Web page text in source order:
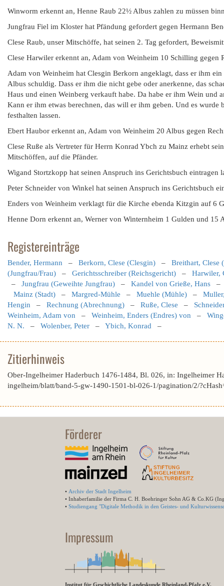
Winworm erkennt an, Henne Raub 22½ Albus zahlen zu müssen
Jungfrau Fiel im Kloster hat Pfändung gefordert gegen Hermann
Clese Raub, unser Mitschöffe, hat seinen 2. Tag gefordert,
Clese Harwiler erkennt an, Adam von Weinheim 10 Schilling
Adam von Weinheim hat Clesgin Berkorn angeklagt, dass er ihm
Albus schuldig. Dass er ihm die nicht gebe oder anerkenne, das
Haus und einen Weinberg verkauft habe. Da habe er ihm Wein und
Kann er ihm etwas berechnen, das will er ihm geben. Und es wurde
festhalten lassen.
Ebert Haubor erkennt an, Adam von Weinheim 20 Albus gegen
Clese Ruße als Vertreter für Herrn Konrad Ybch zu Mainz erhebt
Mitschöffen, auf die Pfänder.
Wigand Stortzkopp hat seinen Anspruch ins Gerichtsbuch eintragen
Peter Schneider von Winkel hat seinen Anspruch ins Gerichtsbuch
Enders von Weinheim verklagt für die Kirche ebenda Kitzgin auf 6
Henne Dorn erkennt an, Werner von Winternheim 1 Gulden und 15
Registereinträge
Bender, Hermann – Berkorn, Clese (Clesgin) – Breithart, Clese
(Jungfrau/Frau) – Gerichtsschreiber (Reichsgericht) – Harwiler,
– Jungfrau (Geweihte Jungfrau) – Kandel von Grieße, Hans
Mainz (Stadt) – Margred-Mühle – Muehle (Mühle) –
Hengin – Rechnung (Abrechnung) – Ruße, Clese –
Weinheim, Adam von – Weinheim, Enders (Endres) von –
N. N. – Wolenber, Peter – Ybich, Konrad –
Zitierhinweis
Ober-Ingelheimer Haderbuch 1476-1484, Bl. 026, in: Ingelheimer
ingelheim/blatt/band-5-gw-1490-1501-bl-026-1/pagination/2/
Förderer
• Archiv der Stadt Ingelheim
• Inhaberfamilie der Firma C. H. Boehringer Sohn AG & Co.KG
• Studiengang "Digitale Methodik in den Geistes- und
Impressum
Institut für Geschichtliche Landeskunde Rheinland-Pfalz e.V.